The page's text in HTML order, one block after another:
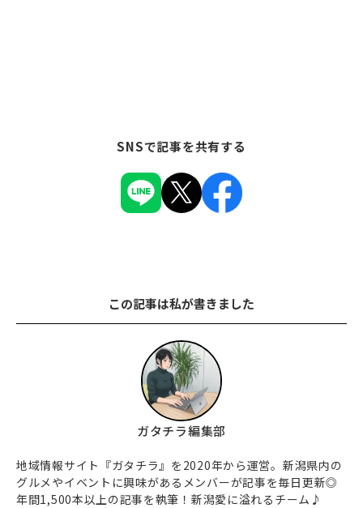
SNSで記事を共有する
この記事は私が書きました
ガタチラ編集部
地域情報サイト『ガタチラ』を2020年から運営。新潟県内の
グルメやイベントに興味があるメンバーが記事を毎日更新◎
年間1,500本以上の記事を執筆！新潟愛に溢れるチーム♪